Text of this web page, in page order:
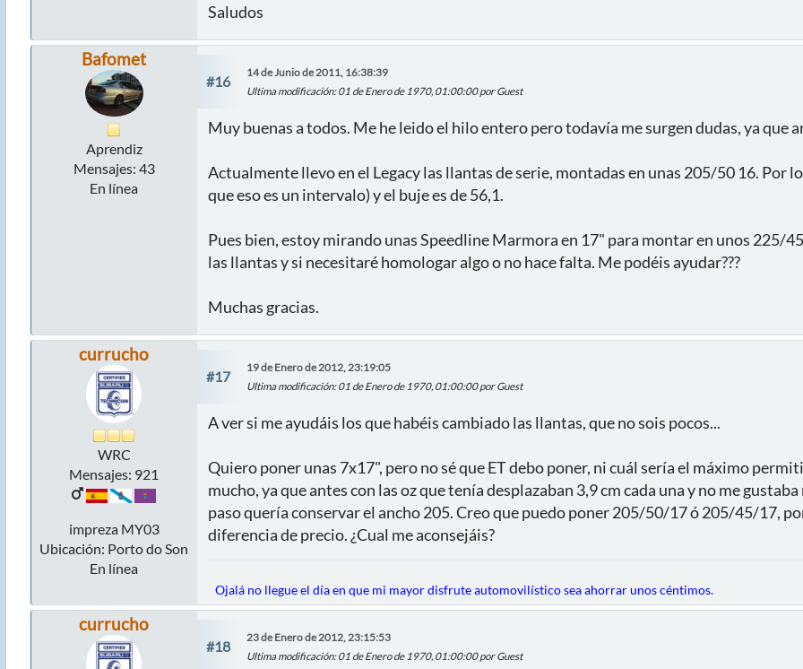
Saludos
Bafomet
Aprendiz
Mensajes: 43
En línea
#16
14 de Junio de 2011, 16:38:39
Ultima modificación: 01 de Enero de 1970, 01:00:00 por Guest
Muy buenas a todos. Me he leido el hilo entero pero todavía me surgen dudas, ya que
Actualmente llevo en el Legacy las llantas de serie, montadas en unas 205/50 16. Por
que eso es un intervalo) y el buje es de 56,1.
Pues bien, estoy mirando unas Speedline Marmora en 17" para montar en unos 225/
las llantas y si necesitaré homologar algo o no hace falta. Me podéis ayudar???
Muchas gracias.
currucho
WRC
Mensajes: 921
impreza MY03
Ubicación: Porto do Son
En línea
#17
19 de Enero de 2012, 23:19:05
Ultima modificación: 01 de Enero de 1970, 01:00:00 por Guest
A ver si me ayudáis los que habéis cambiado las llantas, que no sois pocos...
Quiero poner unas 7x17", pero no sé que ET debo poner, ni cuál sería el máximo
mucho, ya que antes con las oz que tenía desplazaban 3,9 cm cada una y no me
paso quería conservar el ancho 205. Creo que puedo poner 205/50/17 ó 205/45/17,
diferencia de precio. ¿Cual me aconsejáis?
Ojalá no llegue el día en que mi mayor disfrute automovilístico sea ahorrar unos céntimos.
currucho
#18
23 de Enero de 2012, 23:15:53
Ultima modificación: 01 de Enero de 1970, 01:00:00 por Guest